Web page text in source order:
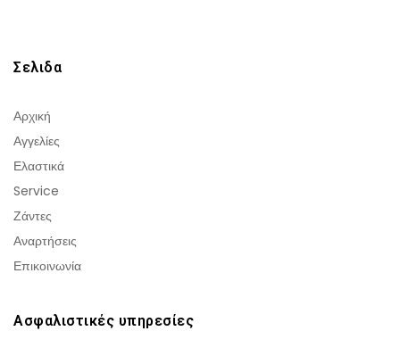
Σελιδα
Αρχική
Αγγελίες
Ελαστικά
Service
Ζάντες
Αναρτήσεις
Επικοινωνία
Ασφαλιστικές υπηρεσίες